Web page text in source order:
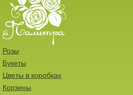
Розы
Букеты
Цветы в коробках
Корзины